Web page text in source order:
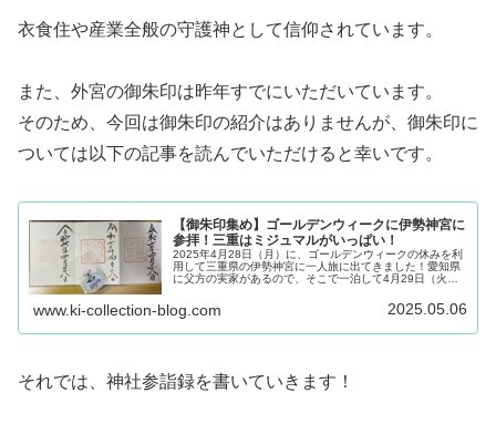
衣食住や産業全般の守護神として信仰されています。
また、外宮の御朱印は昨年すでにいただいています。
そのため、今回は御朱印の紹介はありませんが、御朱印に
ついては以下の記事を読んでいただけると幸いです。
【御朱印集め】ゴールデンウィークに伊勢神宮に
参拝！三重はミジュマルがいっぱい！
2025年4月28日（月）に、ゴールデンウィークの休みを利
用して三重県の伊勢神宮に一人旅に出てきました！愛知県
に父方の実家があるので、そこで一泊して4月29日（火）
www.ki-collection-blog.com 2025.05.06
それでは、神社参詣録を書いていきます！